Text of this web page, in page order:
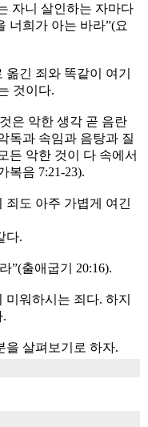
자니 살인하는 자마다
너희가 아는 바라”(요
긴 죄와 똑같이 여기
것이다.
은 악한 생각 곧 음란
독과 속임과 음탕과 질
든 악한 것이 다 속에서
복음 7:21-23).
죄도 아주 가볍게 여긴
다.
”(출애굽기 20:16).
워하시는 죄다. 하지
.
을 살펴보기로 하자.